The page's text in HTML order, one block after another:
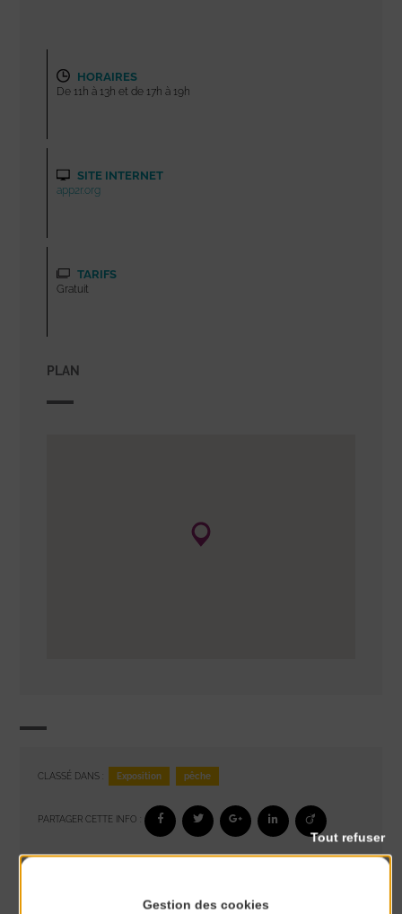
HORAIRES
De 11h à 13h et de 17h à 19h
SITE INTERNET
app2r.org
TARIFS
Gratuit
PLAN
CLASSÉ DANS : Exposition pêche
PARTAGER CETTE INFO :
Gestion des cookies
Tout refuser